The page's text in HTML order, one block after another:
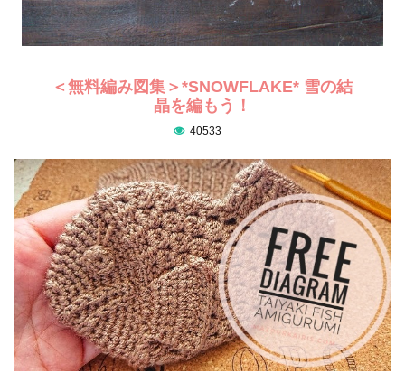
＜無料編み図集＞*SNOWFLAKE* 雪の結
晶を編もう！
40533